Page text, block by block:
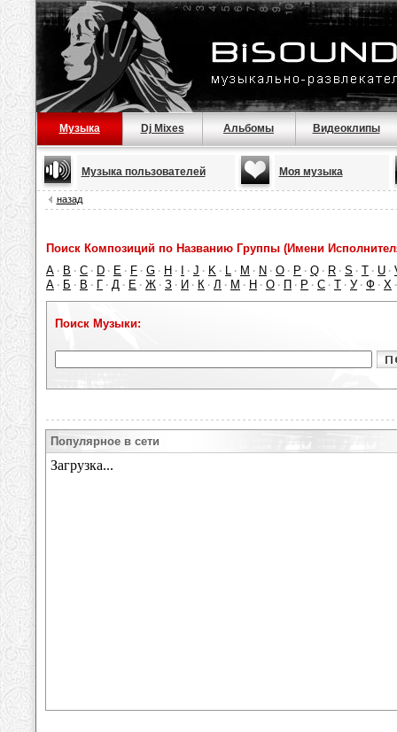
Музыка Dj Mixes Альбомы Видеоклипы
Музыка пользователей Моя музыка
назад
Поиск Композиций по Названию Группы (Имени
A · B · C · D · E · F · G · H · · J · K · L · M · N · O · P · Q · R · S · T · U ·
А · Б · В · Г · Д · Е · Ж · З · И · К · Л · М · Н · О · П · Р · С · Т · У · Ф · Х
Поиск Музыки:
Популярное в сети